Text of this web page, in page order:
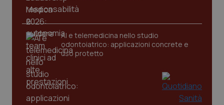
AI e telemedicina nello studio
odontoiatrico: applicazioni concrete e
uso protetto
CookieScriptConsent
CookieScript